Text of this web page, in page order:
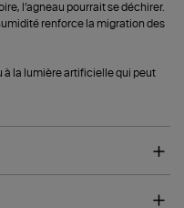
l’agneau pourrait se déchirer.
renforce la migration des
à la lumière artificielle qui peut